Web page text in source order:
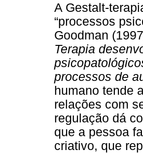
A Gestalt-
“processos
Goodman
Terapia
processos de
humano tende
relações com
regulação dá
que a pessoa
criativo, que